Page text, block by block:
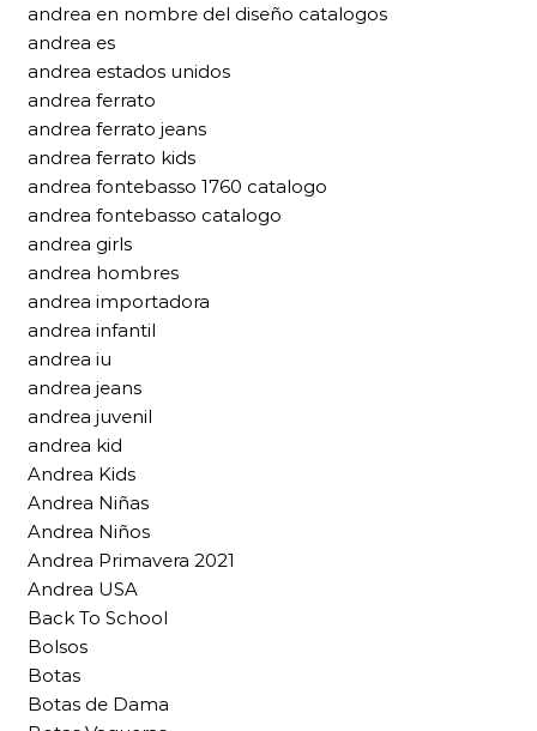
andrea en nombre del diseño catalogos
andrea es
andrea estados unidos
andrea ferrato
andrea ferrato jeans
andrea ferrato kids
andrea fontebasso 1760 catalogo
andrea fontebasso catalogo
andrea girls
andrea hombres
andrea importadora
andrea infantil
andrea iu
andrea jeans
andrea juvenil
andrea kid
Andrea Kids
Andrea Niñas
Andrea Niños
Andrea Primavera 2021
Andrea USA
Back To School
Bolsos
Botas
Botas de Dama